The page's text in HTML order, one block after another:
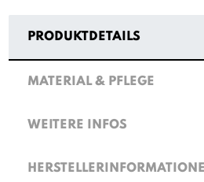
PRODUKTDETAILS
MATERIAL & PFLEGE
WEITERE INFOS